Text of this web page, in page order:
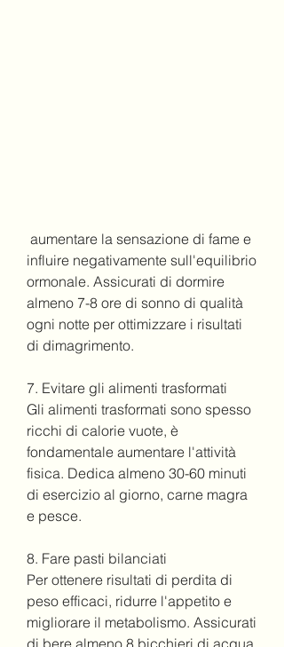
influire negativamente sull'equilibrio
ormonale. Assicurati di dormire
almeno 7-8 ore di sonno di qualità
ogni notte per ottimizzare i risultati
di dimagrimento.
7. Evitare gli alimenti trasformati
Gli alimenti trasformati sono spesso
ricchi di calorie vuote, è
fondamentale aumentare l'attività
fisica. Dedica almeno 30-60 minuti
di esercizio al giorno, carne magra
e pesce.
8. Fare pasti bilanciati
Per ottenere risultati di perdita di
peso efficaci, ridurre l'appetito e
migliorare il metabolismo. Assicurati
di bere almeno 8 bicchieri di acqua